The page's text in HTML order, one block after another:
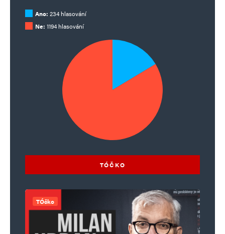
Ano: 234 hlasování
Ne: 1194 hlasování
TÓČKO
TÓčko